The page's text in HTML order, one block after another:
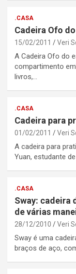
.CASA
Cadeira Ofo
15/02/2011 Veri
A Cadeira Ofo do
compartimento
livros,…
.CASA
Cadeira para
01/02/2011 Veri
A cadeira para
Yuan, estudante
.CASA
Sway: cadeira
de várias
28/12/2010 Veri
Sway é uma
braços de aço,